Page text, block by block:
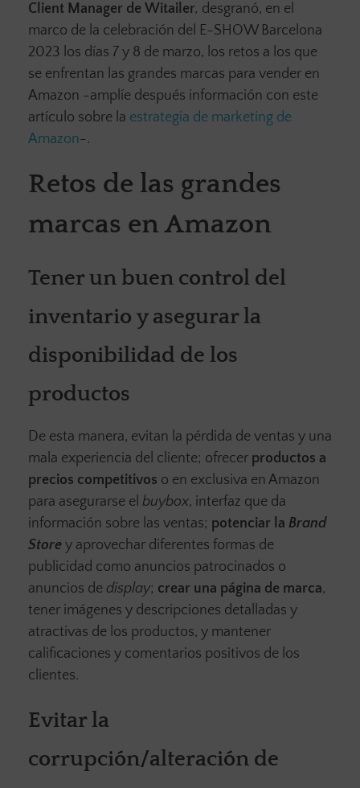
Client Manager de Witailer, desgranó, en el
marco de la celebración del E-SHOW Barcelona
2023 los días 7 y 8 de marzo, los retos a los que
se enfrentan las grandes marcas para vender en
Amazon -amplíe después información con este
artículo sobre la estrategia de marketing de
Amazon-.
Retos de las grandes
marcas en Amazon
Tener un buen control del
inventario y asegurar la
disponibilidad de los
productos
De esta manera, evitan la pérdida de ventas y una
mala experiencia del cliente; ofrecer productos a
precios competitivos o en exclusiva en Amazon
para asegurarse el buybox, interfaz que da
información sobre las ventas; potenciar la Brand
Store y aprovechar diferentes formas de
publicidad como anuncios patrocinados o
anuncios de display; crear una página de marca,
tener imágenes y descripciones detalladas y
atractivas de los productos, y mantener
calificaciones y comentarios positivos de los
clientes.
Evitar la
corrupción/alteración de